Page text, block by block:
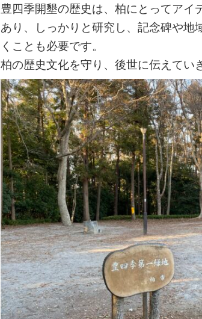
豊四季開墾の歴史は、柏にとってアイ
あり、しっかりと研究し、記念碑や地
くことも必要です。
柏の歴史文化を守り、後世に伝えてい